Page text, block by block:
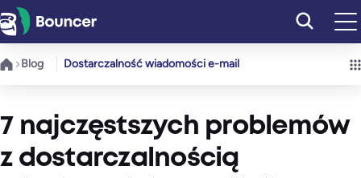
Przejdź
do
treści
Blog Dostarczalność wiadomości e-mail
7 najczęstszych problemów
z dostarczalnością